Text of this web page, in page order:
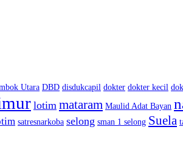
Utara DBD disdukcapil dokter dokter kecil
lotim mataram Maulid Adat Bayan
satresnarkoba selong sman 1 selong Suela